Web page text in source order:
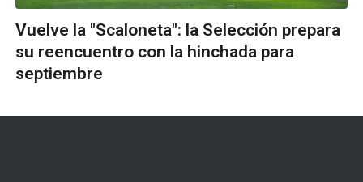
Vuelve la "Scaloneta": la Selección prepara
su reencuentro con la hinchada para
septiembre